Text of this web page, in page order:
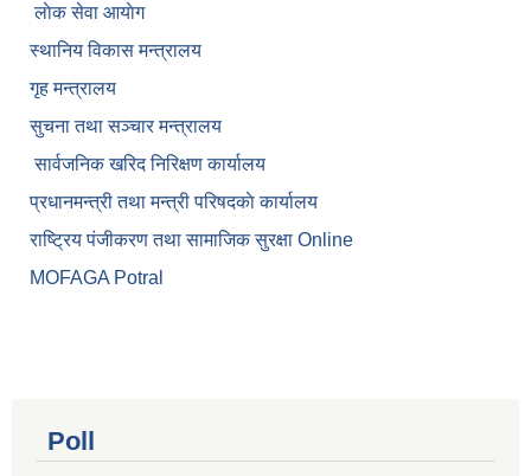
लाेक सेवा आयाेग
स्थानिय विकास मन्त्रालय
गृह मन्त्रालय
सुचना तथा सञ्चार मन्त्रालय
सार्वजनिक खरिद निरिक्षण कार्यालय
प्रधानमन्त्री तथा मन्त्री परिषदकाे कार्यालय
राष्ट्रिय पंजीकरण तथा सामाजिक सुरक्षा Online
MOFAGA Potral
Poll